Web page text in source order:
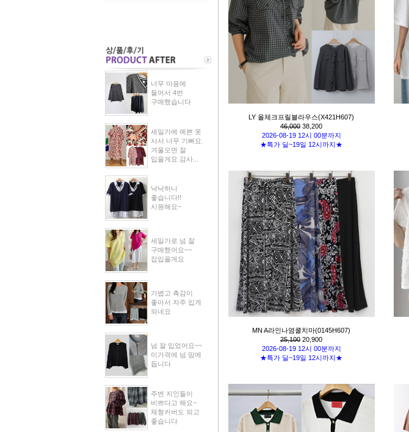
너무 마음에
들어서 4번
구매했습니다
세일가에 예쁜 옷
사서 너무 기뻐요.
겨울오면 잘
입을게요 감사...
낙낙하니
좋습니다!!
시원해요~
세일가로 넘 잘
구매했어요~~
잡입을게요
가볍고 촉감이
좋아서 자주 입게
되네요
넘 잘 입었어요~~
이가격에 넘 맘에
듭니다
주변 지인들이
비쁘다고 해요~
체형커버도 되고
좋습니다
LY 올체크프릴블라우스(X421H607)
46,000 38,200
2026-08-19 12시 00분까지
★특가 딜~19일 12시까지★
MN A라인나염쿨치마(0145H607)
25,100 20,900
2026-08-19 12시 00분까지
★특가 딜~19일 12시까지★